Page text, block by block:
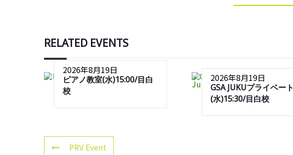
RELATED EVENTS
2026年8月19日
ピアノ教室(水)15:00/目白
校
2026年8月19日
GSA JUKUプライベート
(水)15:30/目白校
PRV Event